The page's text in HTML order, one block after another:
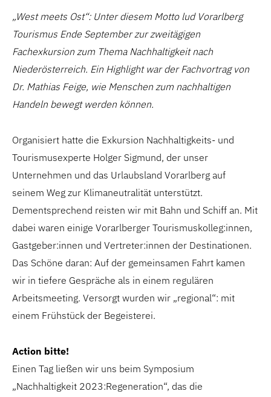
„West meets Ost“: Unter diesem Motto lud Vorarlberg
Tourismus Ende September zur zweitägigen
Fachexkursion zum Thema Nachhaltigkeit nach
Niederösterreich. Ein Highlight war der Fachvortrag von
Dr. Mathias Feige, wie Menschen zum nachhaltigen
Handeln bewegt werden können.
Organisiert hatte die Exkursion Nachhaltigkeits- und
Tourismusexperte Holger Sigmund, der unser
Unternehmen und das Urlaubsland Vorarlberg auf
seinem Weg zur Klimaneutralität unterstützt.
Dementsprechend reisten wir mit Bahn und Schiff an. Mit
dabei waren einige Vorarlberger Tourismuskolleg:innen,
Gastgeber:innen und Vertreter:innen der Destinationen.
Das Schöne daran: Auf der gemeinsamen Fahrt kamen
wir in tiefere Gespräche als in einem regulären
Arbeitsmeeting. Versorgt wurden wir „regional“: mit
einem Frühstück der Begeisterei.
Action bitte!
Einen Tag ließen wir uns beim Symposium
„Nachhaltigkeit 2023:Regeneration“, das die